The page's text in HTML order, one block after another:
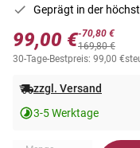
Geprägt in der
99,00 €-70,80 €
169,80 €
30-Tage-Bestpreis: 99,00 €
zzgl. Versand
3-5 Werktage